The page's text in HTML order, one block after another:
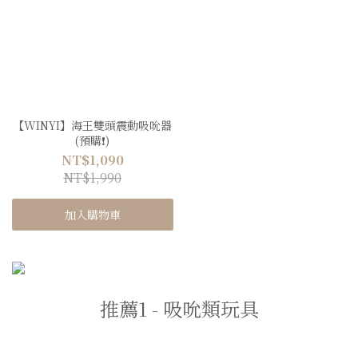
【WINYI】海王雙頭震動吸吮器
(預購❗️)
NT$1,090
NT$1,990
加入購物車
推薦1 - 吸吮類玩具